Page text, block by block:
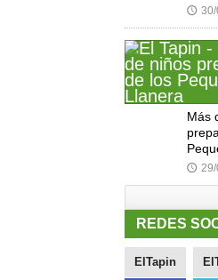
🕔
Más
🕔
REDES
ElTapin